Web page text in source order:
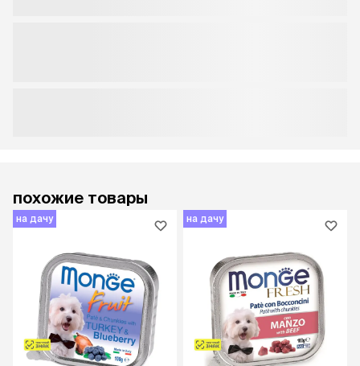
похожие товары
на дачу на дачу